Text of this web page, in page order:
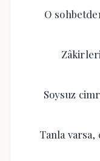
O
Soysuz
Tanla varsa,